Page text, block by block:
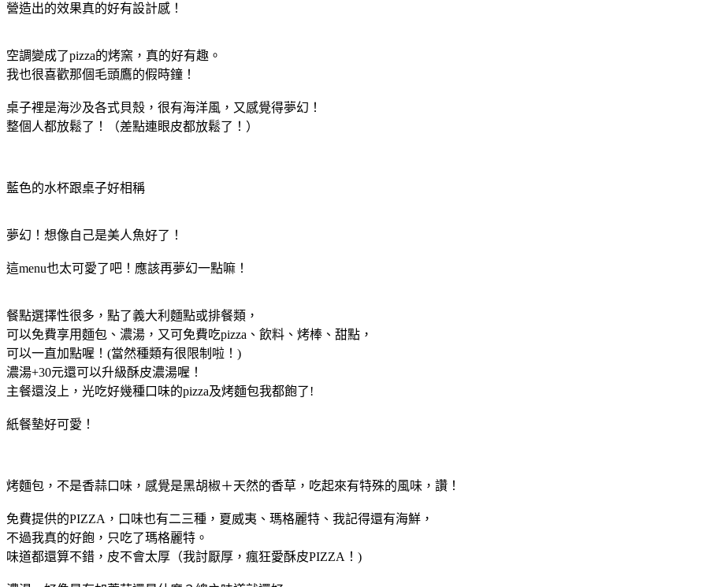
營造出的效果真的好有設計感！
空調變成了pizza的烤窯，真的好有趣。
我也很喜歡那個毛頭鷹的假時鐘！
桌子裡是海沙及各式貝殼，很有海洋風，又感覺得夢幻！
整個人都放鬆了！（差點連眼皮都放鬆了！）
藍色的水杯跟桌子好相稱
夢幻！想像自己是美人魚好了！
這menu也太可愛了吧！應該再夢幻一點嘛！
餐點選擇性很多，點了義大利麵點或排餐類，
可以免費享用麵包、濃湯，又可免費吃pizza、飲料、烤棒、甜點，
可以一直加點喔！(當然種類有很限制啦！)
濃湯+30元還可以升級酥皮濃湯喔！
主餐還沒上，光吃好幾種口味的pizza及烤麵包我都飽了!
紙餐墊好可愛！
烤麵包，不是香蒜口味，感覺是黑胡椒＋天然的香草，吃起來有特殊的風味，讚！
免費提供的PIZZA，口味也有二三種，夏威夷、瑪格麗特、我記得還有海鮮，
不過我真的好飽，只吃了瑪格麗特。
味道都還算不錯，皮不會太厚（我討厭厚，瘋狂愛酥皮PIZZA！)